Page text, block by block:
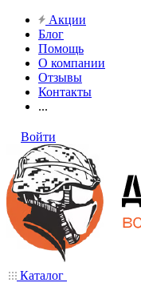
Акции
Блог
Помощь
О компании
Отзывы
Контакты
...
Войти
Каталог